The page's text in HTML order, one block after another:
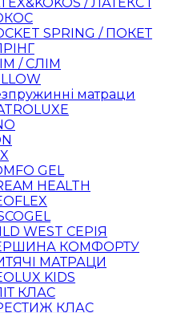
SPRING / ПОКЕТ
/ СЛІМ
матраци
GEL
HEALTH
WEST СЕРІЯ
КОМФОРТУ
МАТРАЦИ
KIDS
КЛАС
КЛАС